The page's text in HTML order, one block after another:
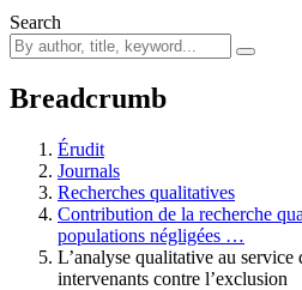
Search
Breadcrumb
Érudit
Journals
Recherches qualitatives
Contribution de la recherche
populations négligées …
L’analyse qualitative au service
intervenants contre l’exclusion